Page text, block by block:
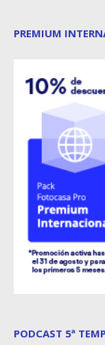
PREMIUM
PODCAST 5ª